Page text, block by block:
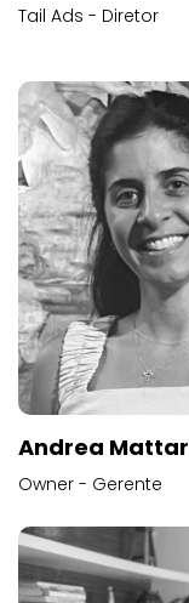
Tail Ads - Diretor
Andrea Mattar
Owner - Gerente